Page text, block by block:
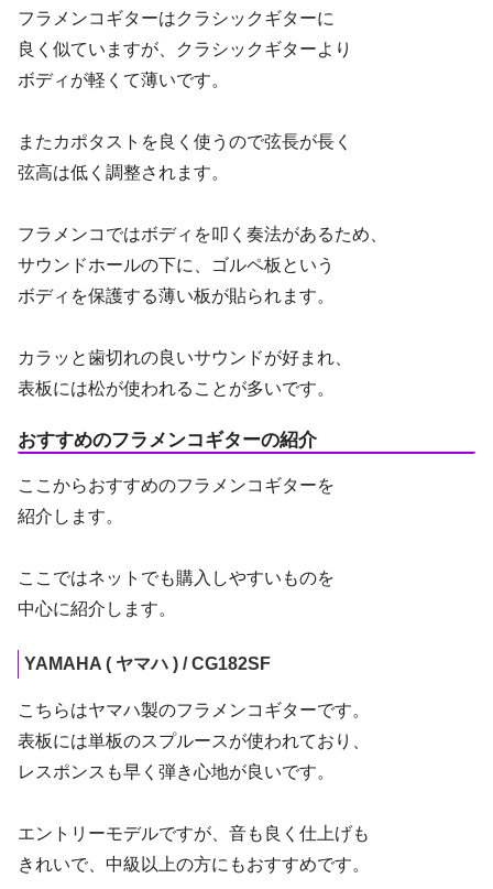
フラメンコギターはクラシックギターに
良く似ていますが、クラシックギターより
ボディが軽くて薄いです。
またカポタストを良く使うので弦長が長く
弦高は低く調整されます。
フラメンコではボディを叩く奏法があるため、
サウンドホールの下に、ゴルペ板という
ボディを保護する薄い板が貼られます。
カラッと歯切れの良いサウンドが好まれ、
表板には松が使われることが多いです。
おすすめのフラメンコギターの紹介
ここからおすすめのフラメンコギターを
紹介します。
ここではネットでも購入しやすいものを
中心に紹介します。
YAMAHA ( ヤマハ ) / CG182SF
こちらはヤマハ製のフラメンコギターです。
表板には単板のスプルースが使われており、
レスポンスも早く弾き心地が良いです。
エントリーモデルですが、音も良く仕上げも
きれいで、中級以上の方にもおすすめです。